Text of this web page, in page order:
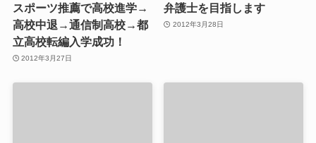
スポーツ推薦で高校進学→
高校中退→通信制高校→都
立高校転編入学成功！
2012年3月27日
弁護士を目指します
2012年3月28日